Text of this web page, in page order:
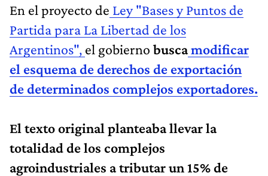
En el proyecto de Ley "Bases y Puntos de
Partida para La Libertad de los
Argentinos", el gobierno buscamodificar
el esquema de derechos de exportación
de determinados complejos exportadores.
El texto original planteaba llevar la
totalidad de los complejos
agroindustriales a tributar un 15% de